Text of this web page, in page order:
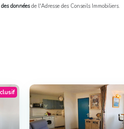
donnéesde l'Adresse des Conseils Immobiliers.